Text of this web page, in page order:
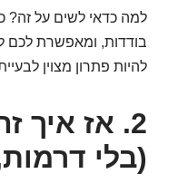
למה כדאי לשים על זה?
בודדות, ומאפשרת לכם
להיות פתרון מצוין
2. אז איך
(בלי